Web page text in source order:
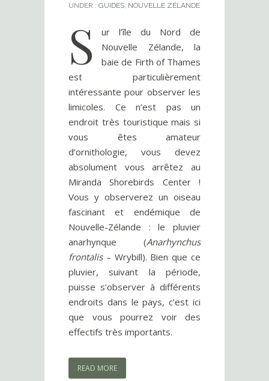
UNDER : GUIDES NOUVELLE ZÉLANDE
S
ur l’île du Nord de
Nouvelle Zélande, la
baie de Firth of Thames
est particulièrement
intéressante pour observer les
limicoles. Ce n’est pas un
endroit très touristique mais si
vous êtes amateur
d’ornithologie, vous devez
absolument vous arrêtez au
Miranda Shorebirds Center !
Vous y observerez un oiseau
fascinant et endémique de
Nouvelle-Zélande : le pluvier
anarhynque (Anarhynchus
frontalis– Wrybill). Bien que ce
pluvier, suivant la période,
puisse s’observer à différents
endroits dans le pays, c’est ici
que vous pourrez voir des
effectifs très importants.
READ MORE